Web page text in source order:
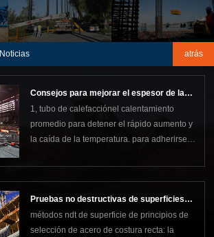
atrás
Noticias
Consejos para mejorar el espesor de la
pared de la superficie de la tubería de
acero con costura recta
1, tubo de calefacciónel calentamiento
promedio para detener el rápido aumento y
la caída de la temperatura. para adherirse a
temperatura baja lentamente, la
temperatura no excede el aterrizaje máximo
de 30 ℃.2, molino de mandrilel espesor de
pared promedio de los
Pruebas no destructivas de superficies
de acero con costura recta
métodos ndt de superficie de principios de
selección de acero de costura recta: la